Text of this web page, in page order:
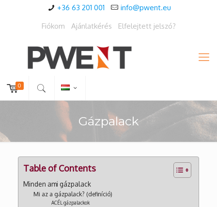
+36 63 201 001
info@pwent.eu
Fiókom
Ajánlatkérés Elfelejtett jelszó?
0
Gázpalack
Table of Contents
Minden ami gázpalack
Mi az a gázpalack? (definíció)
ACÉL gázpalackok